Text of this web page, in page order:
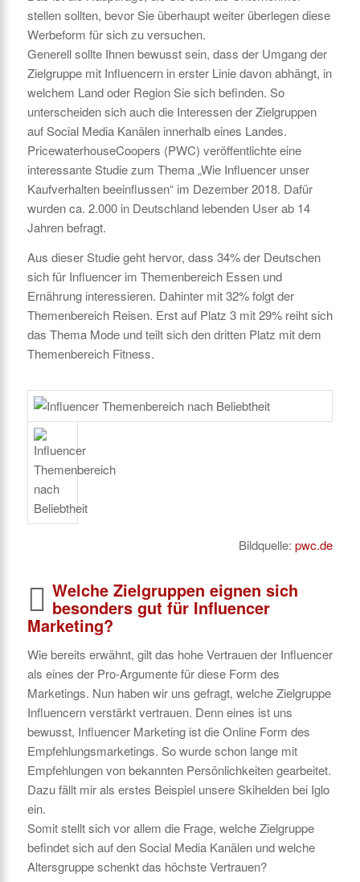
stellen sollten, bevor Sie überhaupt weiter überlegen diese
Werbeform für sich zu versuchen.
Generell sollte Ihnen bewusst sein, dass der Umgang der
Zielgruppe mit Influencern in erster Linie davon abhängt, in
welchem Land oder Region Sie sich befinden. So
unterscheiden sich auch die Interessen der Zielgruppen
auf Social Media Kanälen innerhalb eines Landes.
PricewaterhouseCoopers (PWC) veröffentlichte eine
interessante Studie zum Thema „Wie Influencer unser
Kaufverhalten beeinflussen“ im Dezember 2018. Dafür
wurden ca. 2.000 in Deutschland lebenden User ab 14
Jahren befragt.
Aus dieser Studie geht hervor, dass 34% der Deutschen
sich für Influencer im Themenbereich Essen und
Ernährung interessieren. Dahinter mit 32% folgt der
Themenbereich Reisen. Erst auf Platz 3 mit 29% reiht sich
das Thema Mode und teilt sich den dritten Platz mit dem
Themenbereich Fitness.
Bildquelle:pwc.de
Welche Zielgruppen eignen sich
besonders gut für Influencer
Marketing?
Wie bereits erwähnt, gilt das hohe Vertrauen der Influencer
als eines der Pro-Argumente für diese Form des
Marketings. Nun haben wir uns gefragt, welche Zielgruppe
Influencern verstärkt vertrauen. Denn eines ist uns
bewusst, Influencer Marketing ist die Online Form des
Empfehlungsmarketings. So wurde schon lange mit
Empfehlungen von bekannten Persönlichkeiten gearbeitet.
Dazu fällt mir als erstes Beispiel unsere Skihelden bei Iglo
ein.
Somit stellt sich vor allem die Frage, welche Zielgruppe
befindet sich auf den Social Media Kanälen und welche
Altersgruppe schenkt das höchste Vertrauen?